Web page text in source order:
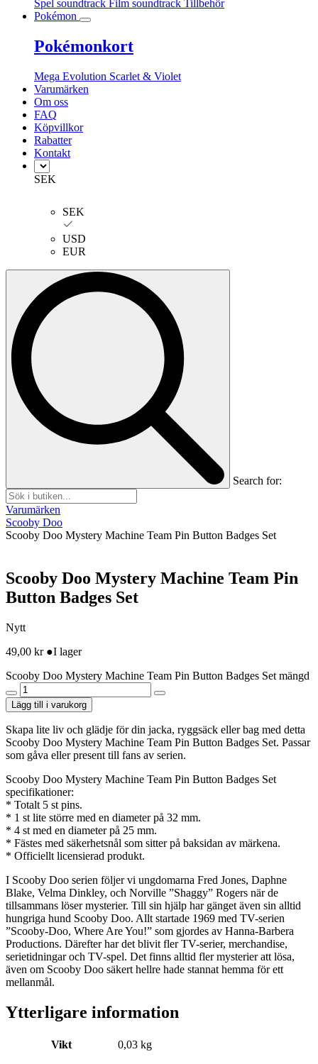
Spel soundtrack Film soundtrack Tillbehör
Pokémon
Pokémonkort
Mega Evolution Scarlet & Violet
Varumärken
Om oss
FAQ
Köpvillkor
Rabatter
Kontakt
SEK
SEK
USD
EUR
Search for:
Varumärken
Scooby Doo
Scooby Doo Mystery Machine Team Pin Button Badges Set
Scooby Doo Mystery Machine Team Pin
Button Badges Set
Nytt
49,00 kr ●I lager
Scooby Doo Mystery Machine Team Pin Button Badges Set mängd
Lägg till i varukorg
Skapa lite liv och glädje för din jacka, ryggsäck eller bag med detta
Scooby Doo Mystery Machine Team Pin Button Badges Set. Passar
som gåva eller present till fans av serien.
Scooby Doo Mystery Machine Team Pin Button Badges Set
specifikationer:
* Totalt 5 st pins.
* 1 st lite större med en diameter på 32 mm.
* 4 st med en diameter på 25 mm.
* Fästes med säkerhetsnål som sitter på baksidan av märkena.
* Officiellt licensierad produkt.
I Scooby Doo serien följer vi ungdomarna Fred Jones, Daphne
Blake, Velma Dinkley, och Norville ”Shaggy” Rogers när de
tillsammans löser mysterier. Till sin hjälp har gänget även sin alltid
hungriga hund Scooby Doo. Allt startade 1969 med TV-serien
”Scooby-Doo, Where Are You!” som gjordes av Hanna-Barbera
Productions. Därefter har det blivit fler TV-serier, merchandise,
serietidningar och TV-spel. Det finns alltid fler mysterier att lösa,
även om Scooby Doo säkert hellre hade stannat hemma för ett
mellanmål.
Ytterligare information
Vikt 0,03 kg